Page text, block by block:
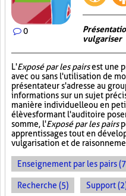
0
vulgariser
L'Exposé par les pairsest une
avec ou sans l'utilisation de
présentateur s'adresse au
informations sur un sujet
manière individuelle ou en
élèves formant l'auditoire
somme, l'Exposé par les pairs
apprentissages tout en
vulgarisation et de
Enseignement par les pairs
Recherche (5) Support